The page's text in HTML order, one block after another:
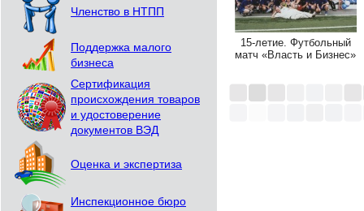
Членство в НТПП
Поддержка малого
бизнеса
Сертификация
происхождения товаров
и удостоверение
документов ВЭД
Оценка и экспертиза
Инспекционное бюро
15-летие. Футбольный
матч «Власть и Бизнес»